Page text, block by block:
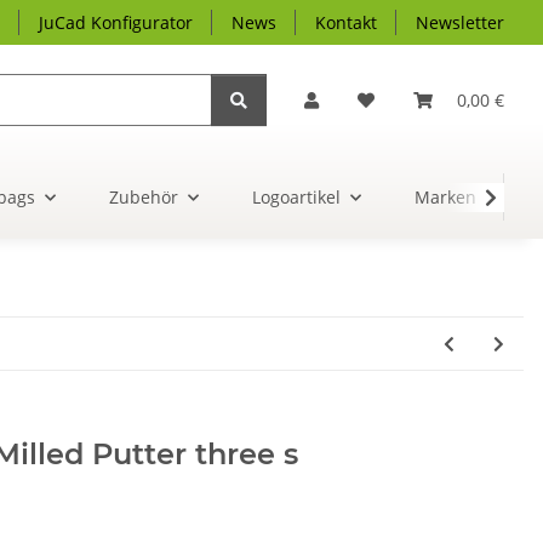
JuCad Konfigurator News Kontakt Newsletter
0,00 €
Zubehör Logoartikel Marken
Putter three s